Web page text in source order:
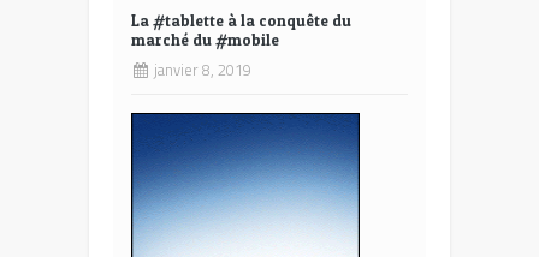
La #tablette à la conquête du
marché du #mobile
janvier 8, 2019